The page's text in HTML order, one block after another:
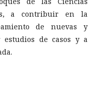
a contribuir en la
de nuevas y
de casos y a